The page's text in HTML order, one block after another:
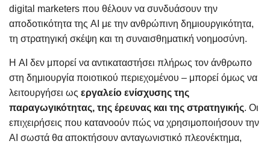
digital marketers που θέλουν να συνδυάσουν την
αποδοτικότητα της AI με την ανθρώπινη δημιουργικότητα,
τη στρατηγική σκέψη και τη συναισθηματική νοημοσύνη.
Η AI δεν μπορεί να αντικαταστήσει πλήρως τον άνθρωπο
στη δημιουργία ποιοτικού περιεχομένου – μπορεί όμως να
λειτουργήσει ως εργαλείο ενίσχυσης της
παραγωγικότητας, της έρευνας και της στρατηγικής. Οι
επιχειρήσεις που κατανοούν πώς να χρησιμοποιήσουν την
AI σωστά θα αποκτήσουν ανταγωνιστικό πλεονέκτημα,